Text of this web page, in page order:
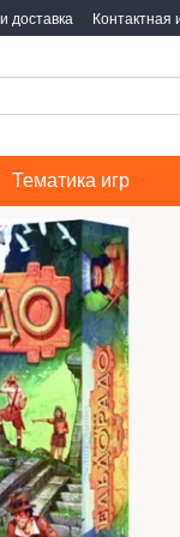
доставка
Тематика игр